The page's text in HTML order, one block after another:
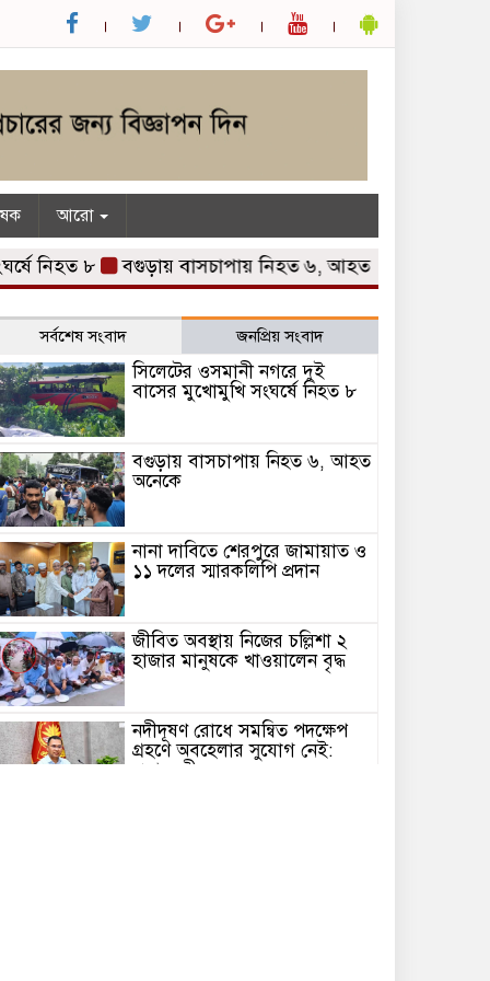
আরো
নিহত ৮ বগুড়ায় বাসচাপায় নিহত ৬, আহত অনেকে
সর্বশেষ সংবাদ জনপ্রিয় সংবাদ
সিলেটের ওসমানী নগরে দুই
বাসের মুখোমুখি সংঘর্ষে নিহত ৮
বগুড়ায় বাসচাপায় নিহত ৬, আহত
অনেকে
নানা দাবিতে শেরপুরে জামায়াত ও
১১ দলের স্মারকলিপি প্রদান
জীবিত অবস্থায় নিজের চল্লিশা ২
হাজার মানুষকে খাওয়ালেন বৃদ্ধ
নদীদূষণ রোধে সমন্বিত পদক্ষেপ
গ্রহণে অবহেলার সুযোগ নেই:
প্রধানমন্ত্রী